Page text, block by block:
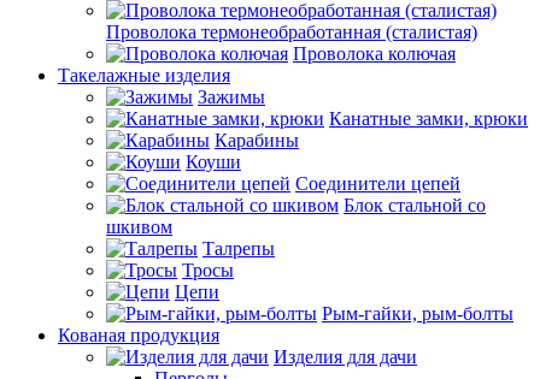
Проволока термонеобработанная (сталистая)
Проволока колючая
Такелажные изделия
Зажимы
Канатные замки, крюки
Карабины
Коуши
Соединители цепей
Блок стальной со
шкивом
Талрепы
Тросы
Цепи
Рым-гайки, рым-болты
Кованая продукция
Изделия для дачи